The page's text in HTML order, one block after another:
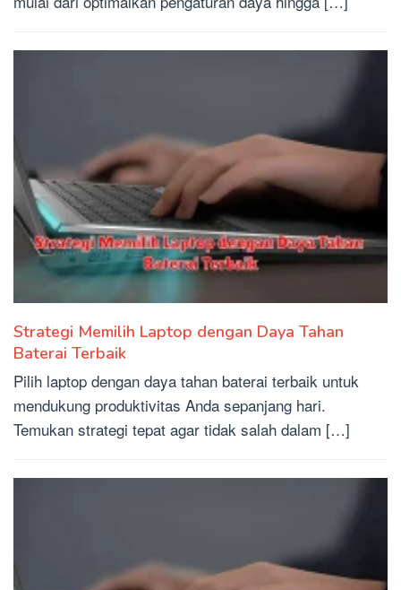
Strategi Memilih Laptop dengan Daya Tahan
Baterai Terbaik
Pilih laptop dengan daya tahan baterai terbaik untuk
mendukung produktivitas Anda sepanjang hari.
Temukan strategi tepat agar tidak salah dalam […]